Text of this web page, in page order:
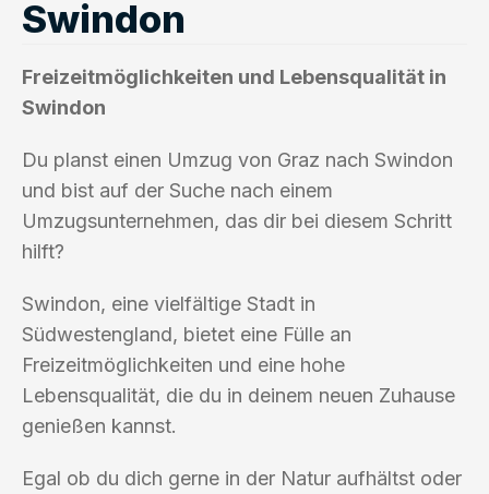
Swindon
Freizeitmöglichkeiten und Lebensqualität in
Swindon
Du planst einen Umzug von Graz nach Swindon
und bist auf der Suche nach einem
Umzugsunternehmen, das dir bei diesem Schritt
hilft?
Swindon, eine vielfältige Stadt in
Südwestengland, bietet eine Fülle an
Freizeitmöglichkeiten und eine hohe
Lebensqualität, die du in deinem neuen Zuhause
genießen kannst.
Egal ob du dich gerne in der Natur aufhältst oder